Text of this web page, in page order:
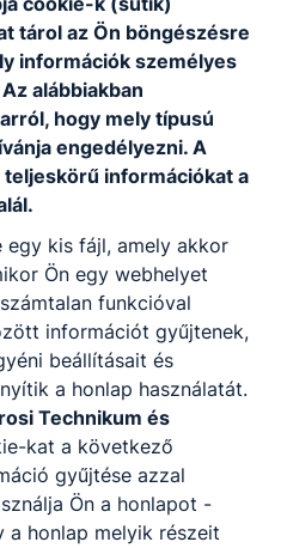
másik halmazát – a
szakképző
által egyaránt
időtartamú,
vagy egyéb speciális
keretében
alkotják.
után a képzésben
képesítő
eredményeként kiállított
elismert, önálló
szakképesítést
első képesítő vizsga
tanulhatnak azok, akik
új szakképzési
tárol az Ön böngészésre
információk személyes
alábbiakban
hogy mely típusú
engedélyezni. A
információkat a
egy kis fájl, amely akkor
Ön egy webhelyet
funkcióval
információt gyűjtenek,
beállításait és
a honlap használatát.
Technikum és
kat a következő
gyűjtése azzal
Ön a honlapot -
a honlap melyik részeit